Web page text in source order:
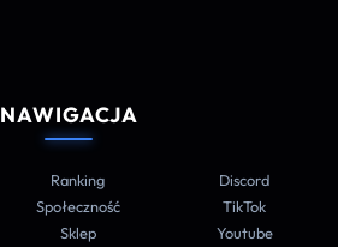
NAWIGACJA
Ranking
Społeczność
Sklep
Discord
TikTok
Youtube